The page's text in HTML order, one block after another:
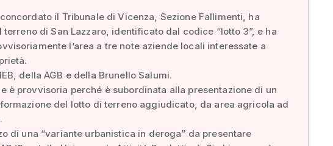
il Tribunale di Vicenza, Sezione Fallimenti, ha
terreno di San Lazzaro, identificato dal codice “lotto 3”, e ha
l’area a tre note aziende locali interessate a
della AGB e della Brunello Salumi.
è provvisoria perché è subordinata alla presentazione di un
del lotto di terreno aggiudicato, da area agricola ad
di una “variante urbanistica in deroga” da presentare